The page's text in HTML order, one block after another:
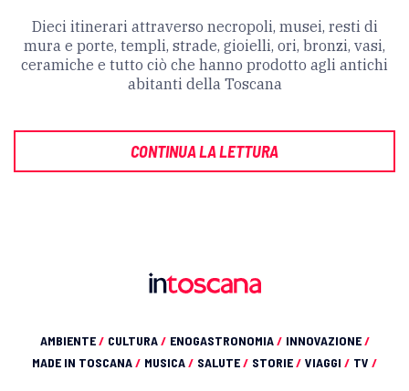
Dieci itinerari attraverso necropoli, musei, resti di
mura e porte, templi, strade, gioielli, ori, bronzi, vasi,
ceramiche e tutto ciò che hanno prodotto agli antichi
abitanti della Toscana
CONTINUA LA LETTURA
AMBIENTE/ CULTURA/ ENOGASTRONOMIA/ INNOVAZIONE/
MADE IN TOSCANA/ MUSICA/ SALUTE/ STORIE/ VIAGGI / TV /